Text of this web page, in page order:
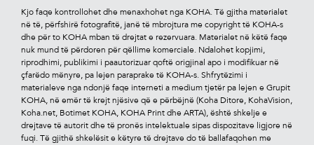
Kjo faqe kontrollohet dhe menaxhohet nga KOHA. Të gjitha materialet
në të, përfshirë fotograﬁtë, janë të mbrojtura me copyright të KOHA-s
dhe për to KOHA mban të drejtat e rezervuara. Materialet në këtë faqe
nuk mund të përdoren për qëllime komerciale. Ndalohet kopjimi,
riprodhimi, publikimi i paautorizuar qoftë origjinal apo i modiﬁkuar në
çfarëdo mënyre, pa lejen paraprake të KOHA-s. Shfrytëzimi i
materialeve nga ndonjë faqe interneti a medium tjetër pa lejen e Grupit
KOHA, në emër të krejt njësive që e përbëjnë (Koha Ditore, KohaVision,
Koha.net, Botimet KOHA, KOHA Print dhe ARTA), është shkelje e
drejtave të autorit dhe të pronës intelektuale sipas dispozitave ligjore në
fuqi. Të gjithë shkelësit e këtyre të drejtave do të ballafaqohen me